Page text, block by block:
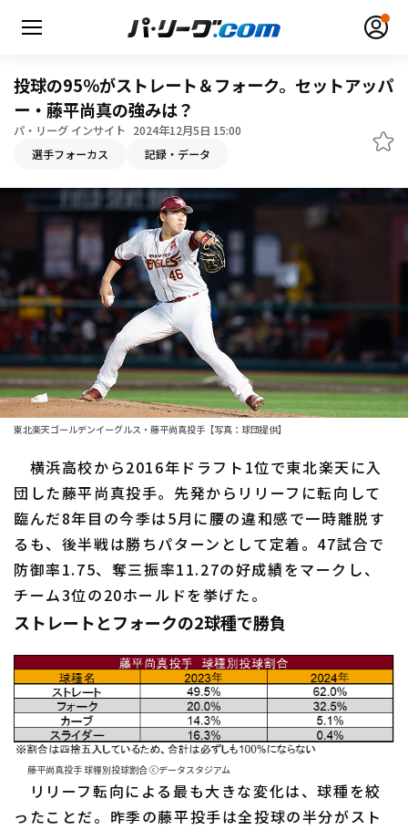
無料アカウント登録
HOME
動画
日程・結果
順位表･成績
1軍公式戦
ファーム東地区
ファーム中地区
ファーム西地区
交流戦
選手名鑑
北海道日本ハムファイターズ
東北楽天ゴールデンイーグルス
埼玉西武ライオンズ
千葉ロッテマリーンズ
福岡ソフトバンクホークス
設定
投球の95％がストレート＆フォーク。セットアッパ
ー・藤平尚真の強みは？
パ・リーグ インサイト 2024年12月5日 15:00
選手フォーカス 記録・データ
東北楽天ゴールデンイーグルス・藤平尚真投手【写真：球団提供】
横浜高校から2016年ドラフト1位で東北楽天に入
団した藤平尚真投手。先発からリリーフに転向して
臨んだ8年目の今季は5月に腰の違和感で一時離脱す
るも、後半戦は勝ちパターンとして定着。47試合で
防御率1.75、奪三振率11.27の好成績をマークし、
チーム3位の20ホールドを挙げた。
ストレートとフォークの2球種で勝負
藤平尚真投手 球種別投球割合 ⓒデータスタジアム
リリーフ転向による最も大きな変化は、球種を絞
ったことだ。昨季の藤平投手は全投球の半分がスト